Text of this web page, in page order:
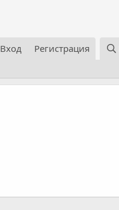
Вход Регистрация